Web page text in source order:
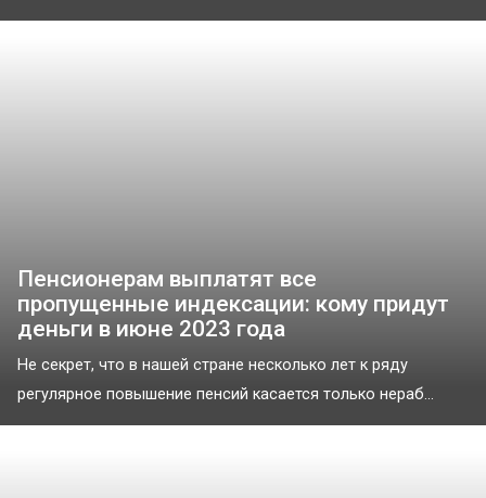
Пенсионерам выплатят все
пропущенные индексации: кому придут
деньги в июне 2023 года
Не секрет, что в нашей стране несколько лет к ряду
регулярное повышение пенсий касается только нераб...